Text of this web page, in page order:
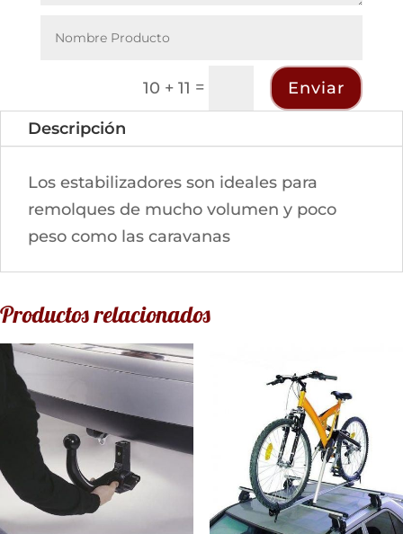
10 + 11 = Enviar
Descripción
Los estabilizadores son ideales para
remolques de mucho volumen y poco
peso como las caravanas
Productos relacionados